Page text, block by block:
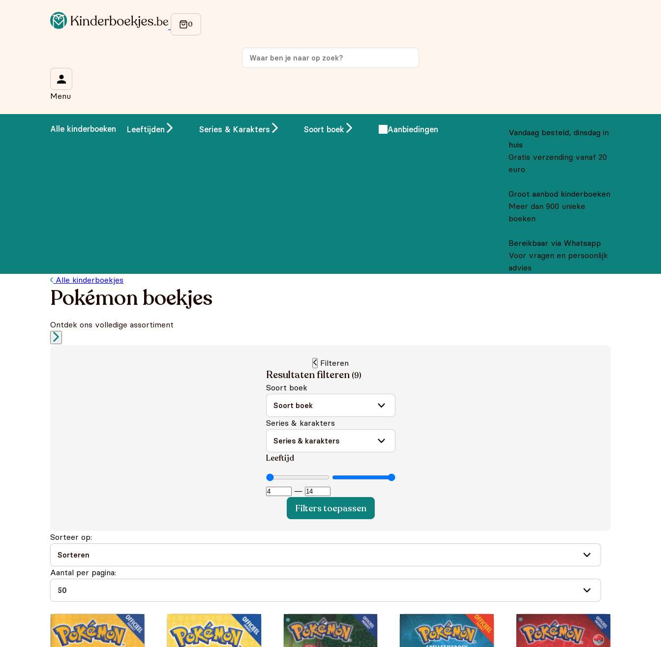
Menu
Alle kinderboeken Leeftijden Series & Karakters Soort boek Aanbiedingen
Vandaag besteld, dinsdag in
huis
Gratis verzending vanaf 20
euro
Groot aanbod kinderboeken
Meer dan 900 unieke
boeken
Bereikbaar via Whatsapp
Voor vragen en persoonlijk
advies
Alle kinderboekjes
Pokémon boekjes
Ontdek ons volledige assortiment
Filteren
Resultaten filteren (9)
Soort boek
Series & karakters
Leeftijd
—
Filters toepassen
Sorteer op:
Aantal per pagina: